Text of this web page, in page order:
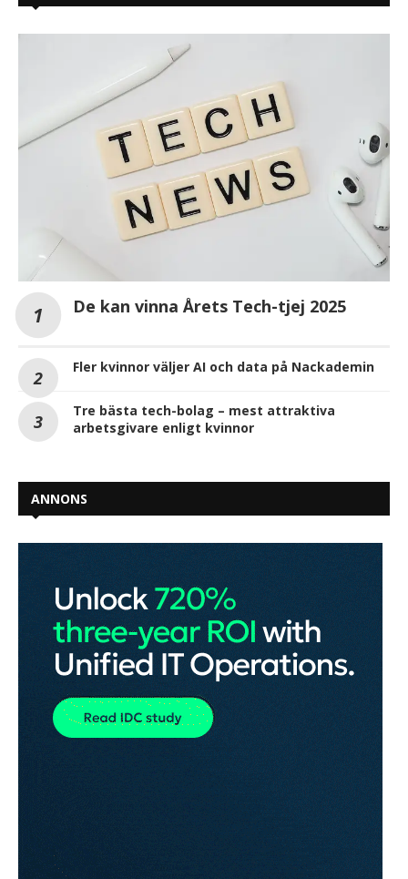
De kan vinna Årets Tech-tjej 2025
Fler kvinnor väljer AI och data på Nackademin
Tre bästa tech-bolag – mest attraktiva
arbetsgivare enligt kvinnor
ANNONS